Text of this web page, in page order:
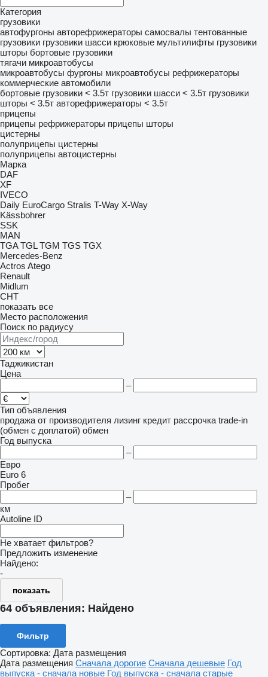
Категория
грузовики
автофургоны авторефрижераторы самосвалы тентованные
грузовики грузовики шасси крюковые мультилифты грузовики
шторы бортовые грузовики
тягачи микроавтобусы
микроавтобусы фургоны микроавтобусы рефрижераторы
коммерческие автомобили
бортовые грузовики < 3.5т грузовики шасси < 3.5т грузовики
шторы < 3.5т авторефрижераторы < 3.5т
прицепы
прицепы рефрижераторы прицепы шторы
цистерны
полуприцепы цистерны
полуприцепы автоцистерны
Марка
DAF
XF
IVECO
Daily EuroCargo Stralis T-Way X-Way
Kässbohrer
SSK
MAN
TGA TGL TGM TGS TGX
Mercedes-Benz
Actros Atego
Renault
Midlum
CHT
показать все
Место расположения
Поиск по радиусу
Таджикистан
Цена
–
Тип объявления
продажа от производителя лизинг кредит рассрочка trade-in
(обмен с доплатой) обмен
Год выпуска
–
Евро
Euro 6
Пробег
–
км
Autoline ID
Не хватает фильтров?
Предложить изменение
Найдено:
-
показать
64 объявления: Найдено
Фильтр
Сортировка: Дата размещения
Дата размещения Сначала дорогие Сначала дешевые Год
выпуска - сначала новые Год выпуска - сначала старые